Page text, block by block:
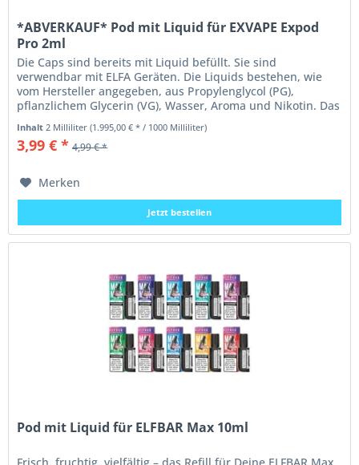
*ABVERKAUF* Pod mit Liquid für EXVAPE Expod
Pro 2ml
Die Caps sind bereits mit Liquid befüllt. Sie sind
verwendbar mit ELFA Geräten. Die Liquids bestehen, wie
vom Hersteller angegeben, aus Propylenglycol (PG),
pflanzlichem Glycerin (VG), Wasser, Aroma und Nikotin. Das
Propylenglykol ist...
Inhalt2 Milliliter(1.995,00 € * / 1000 Milliliter)
3,99 € * 4,99 € *
Merken
Jetzt bestellen
Pod mit Liquid für ELFBAR Max 10ml